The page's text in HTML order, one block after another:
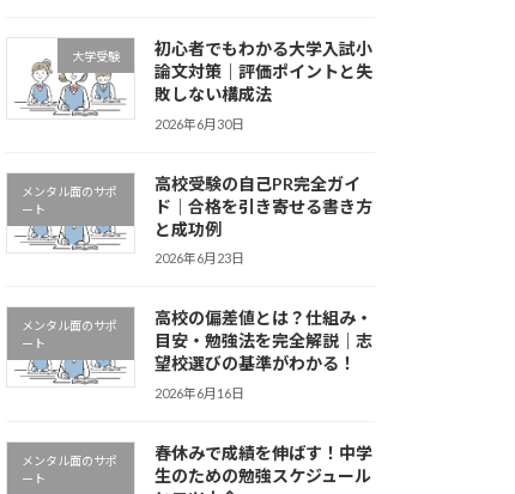
大学受験
初心者でもわかる大学入試小
論文対策｜評価ポイントと失
敗しない構成法
2026年6月30日
メンタル面のサポ
ート
高校受験の自己PR完全ガイ
ド｜合格を引き寄せる書き方
と成功例
2026年6月23日
メンタル面のサポ
ート
高校の偏差値とは？仕組み・
目安・勉強法を完全解説｜志
望校選びの基準がわかる！
2026年6月16日
メンタル面のサポ
ート
春休みで成績を伸ばす！中学
生のための勉強スケジュール